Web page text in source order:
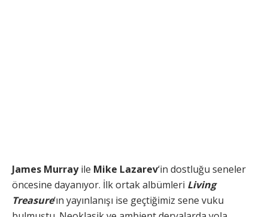
James Murrayile Mike Lazarev‘in dostluğu seneler
öncesine dayanıyor. İlk ortak albümleri Living
Treasure‘ın yayınlanışı ise geçtiğimiz sene vuku